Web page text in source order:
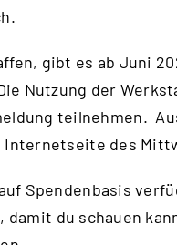
gibt es ab Juni
Nutzung der
teilnehmen.
Internetseite des
Spendenbasis
du schauen